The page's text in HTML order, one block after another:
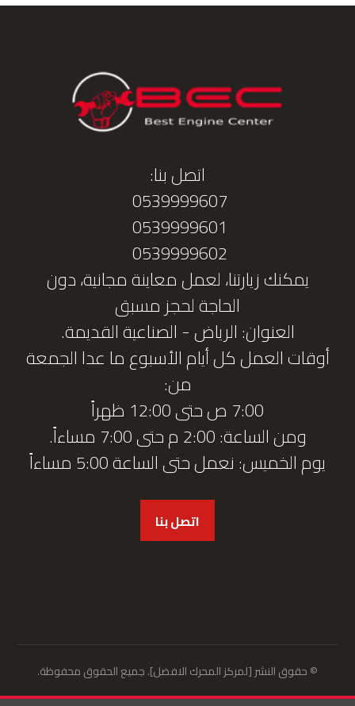
اتصل بنا:
0539999607
0539999601
0539999602
يمكنك زيارتنا، لعمل معاينة مجانية، دون
الحاجة لحجز مسبق
العنوان: الرياض - الصناعية القديمة.
أوقات العمل كل أيام الأسبوع ما عدا الجمعة
من:
7:00 ص حتى 12:00 ظهراً
ومن الساعة: 2:00 م حتى 7:00 مساءاً.
يوم الخميس: نعمل حتى الساعة 5:00 مساءاً
اتصل بنا
© حقوق النشر [لمركز المحرك الافضل]. جميع الحقوق محفوظة.